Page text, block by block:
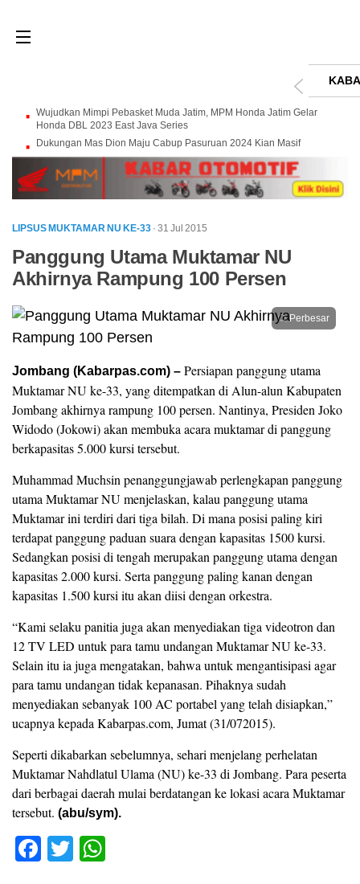
Wujudkan Mimpi Pebasket Muda Jatim, MPM Honda Jatim Gelar
Honda DBL 2023 East Java Series
Dukungan Mas Dion Maju Cabup Pasuruan 2024 Kian Masif
LIPSUS MUKTAMAR NU KE-33 · 31 Jul 2015
Panggung Utama Muktamar NU
Akhirnya Rampung 100 Persen
Perbesar
Jombang (Kabarpas.com) – Persiapan panggung utama
Muktamar NU ke-33, yang ditempatkan di Alun-alun Kabupaten
Jombang akhirnya rampung 100 persen. Nantinya, Presiden Joko
Widodo (Jokowi) akan membuka acara muktamar di panggung
berkapasitas 5.000 kursi tersebut.
Muhammad Muchsin penanggungjawab perlengkapan panggung
utama Muktamar NU menjelaskan, kalau panggung utama
Muktamar ini terdiri dari tiga bilah. Di mana posisi paling kiri
terdapat panggung paduan suara dengan kapasitas 1500 kursi.
Sedangkan posisi di tengah merupakan panggung utama dengan
kapasitas 2.000 kursi. Serta panggung paling kanan dengan
kapasitas 1.500 kursi itu akan diisi dengan orkestra.
“Kami selaku panitia juga akan menyediakan tiga videotron dan
12 TV LED untuk para tamu undangan Muktamar NU ke-33.
Selain itu ia juga mengatakan, bahwa untuk mengantisipasi agar
para tamu undangan tidak kepanasan. Pihaknya sudah
menyediakan sebanyak 100 AC portabel yang telah disiapkan,”
ucapnya kepada Kabarpas.com, Jumat (31/072015).
Seperti dikabarkan sebelumnya, sehari menjelang perhelatan
Muktamar Nahdlatul Ulama (NU) ke-33 di Jombang. Para peserta
dari berbagai daerah mulai berdatangan ke lokasi acara Muktamar
tersebut. (abu/sym).
F
T